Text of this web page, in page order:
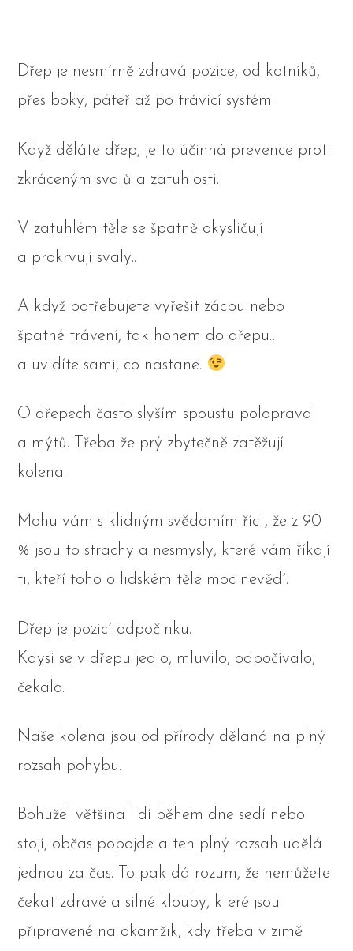
Dřep je nesmírně zdravá pozice, od kotníků,
přes boky, páteř až po trávicí systém.
Když děláte dřep, je to účinná prevence proti
zkráceným svalů a zatuhlosti.
V zatuhlém těle se špatně okysličují
a prokrvují svaly..
A když potřebujete vyřešit zácpu nebo
špatné trávení, tak honem do dřepu…
a uvidíte sami, co nastane.
O dřepech často slyším spoustu polopravd
a mýtů. Třeba že prý zbytečně zatěžují
kolena.
Mohu vám s klidným svědomím říct, že z 90
% jsou to strachy a nesmysly, které vám říkají
ti, kteří toho o lidském těle moc nevědí.
Dřep je pozicí odpočinku.
Kdysi se v dřepu jedlo, mluvilo, odpočívalo,
čekalo.
Naše kolena jsou od přírody dělaná na plný
rozsah pohybu.
Bohužel většina lidí během dne sedí nebo
stojí, občas popojde a ten plný rozsah udělá
jednou za čas. To pak dá rozum, že nemůžete
čekat zdravé a silné klouby, které jsou
připravené na okamžik, kdy třeba v zimě